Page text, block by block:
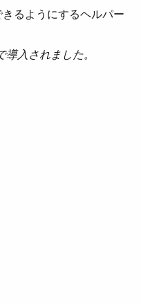
きるようにするヘルパー
入されました。